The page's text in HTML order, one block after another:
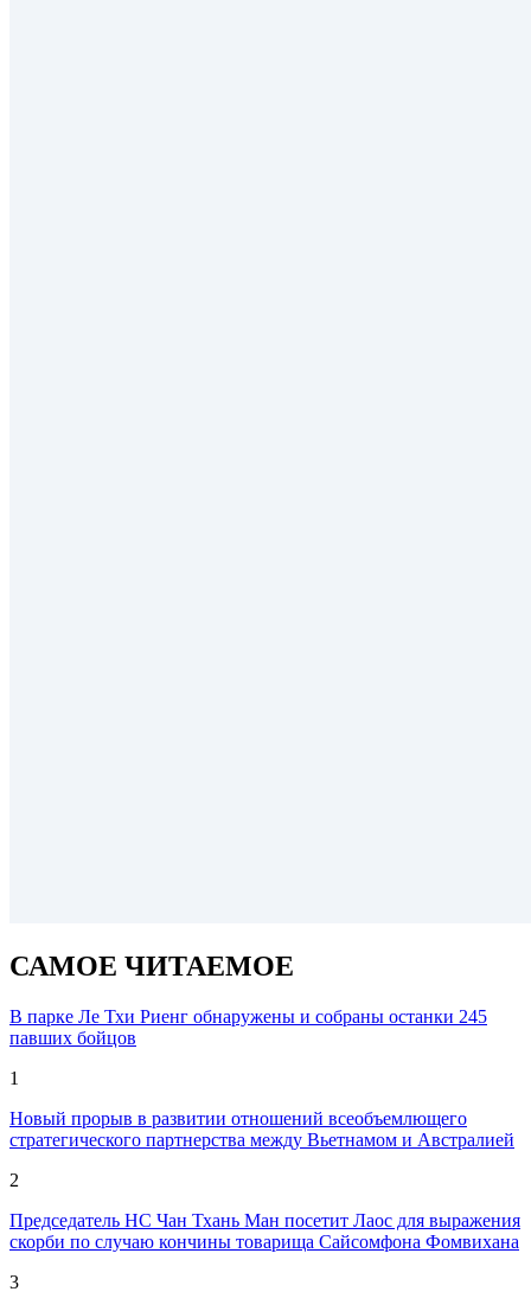
САМОЕ ЧИТАЕМОЕ
В парке Ле Тхи Риенг обнаружены и собраны останки 245
павших бойцов
1
Новый прорыв в развитии отношений всеобъемлющего
стратегического партнерства между Вьетнамом и Австралией
2
Председатель НС Чан Тхань Ман посетит Лаос для выражения
скорби по случаю кончины товарища Сайсомфона Фомвихана
3